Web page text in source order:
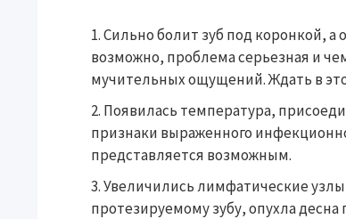
Сильно болит зуб под коронкой,
возможно, проблема серьезная и
мучительных ощущений. Ждать в
Появилась температура,
признаки выраженного
представляется возможным.
Увеличились лимфатические
протезируемому зубу, опухла